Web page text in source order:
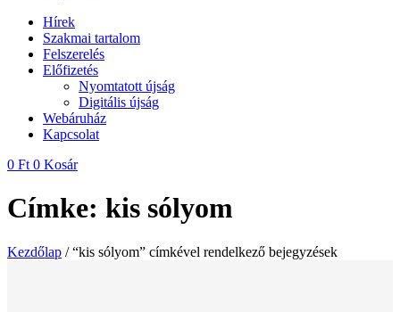
Hírek
Szakmai tartalom
Felszerelés
Előfizetés
Nyomtatott újság
Digitális újság
Webáruház
Kapcsolat
0 Ft 0 Kosár
Címke: kis sólyom
Kezdőlap / “kis sólyom” címkével rendelkező bejegyzések